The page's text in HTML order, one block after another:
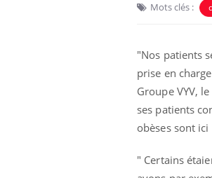
Mots clés :
"Nos patients
prise en
Groupe VYV,
ses patients
obèses sont
" Certains